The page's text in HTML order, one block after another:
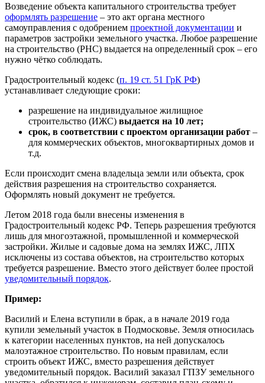
Возведение объекта капитального строительства требует
оформлять разрешение – это акт органа местного
самоуправления с одобрением проектной документации и
параметров застройки земельного участка. Любое разрешение
на строительство (РНС) выдается на определенный срок – его
нужно чётко соблюдать.
Градостроительный кодекс (п. 19 ст. 51 ГрК РФ)
устанавливает следующие сроки:
разрешение на индивидуальное жилищное
строительство (ИЖС) выдается на 10 лет;
срок, в соответствии с проектом организации работ –
для коммерческих объектов, многоквартирных домов и
т.д.
Если происходит смена владельца земли или объекта, срок
действия разрешения на строительство сохраняется.
Оформлять новый документ не требуется.
Летом 2018 года были внесены изменения в
Градостроительный кодекс РФ. Теперь разрешения требуются
лишь для многоэтажной, промышленной и коммерческой
застройки. Жилые и садовые дома на землях ИЖС, ЛПХ
исключены из состава объектов, на строительство которых
требуется разрешение. Вместо этого действует более простой
уведомительный порядок.
Пример:
Василий и Елена вступили в брак, а в начале 2019 года
купили земельный участок в Подмосковье. Земля относилась
к категории населенных пунктов, на ней допускалось
малоэтажное строительство. По новым правилам, если
строить объект ИЖС, вместо разрешения действует
уведомительный порядок. Василий заказал ГПЗУ земельного